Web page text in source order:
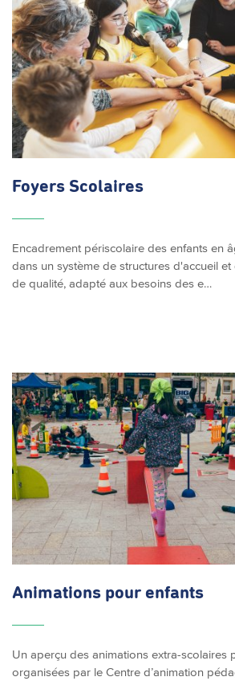
Foyers Scolaires
Encadrement périscolaire des enfants en
dans un système de structures d'accueil
de qualité, adapté aux besoins des e…
Animations pour enfants
Un aperçu des animations extra-scolaires
organisées par le Centre d’animation